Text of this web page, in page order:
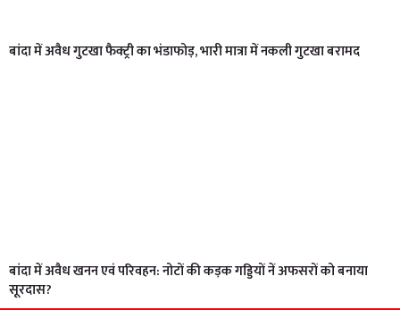
बांदा में अवैध गुटखा फैक्ट्री का भंडाफोड़, भारी मात्रा में नकली गुटखा बरामद
बांदा में अवैध खनन एवं परिवहन: नोटों की कड़क गड्डियों नें अफसरों को बनाया
सूरदास?